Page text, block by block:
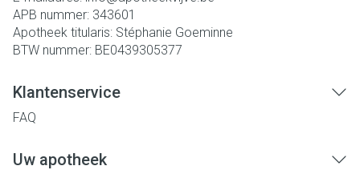
APB nummer: 343601
Apotheek titularis: Stéphanie Goeminne
BTW nummer: BE0439305377
Klantenservice
FAQ
Uw apotheek